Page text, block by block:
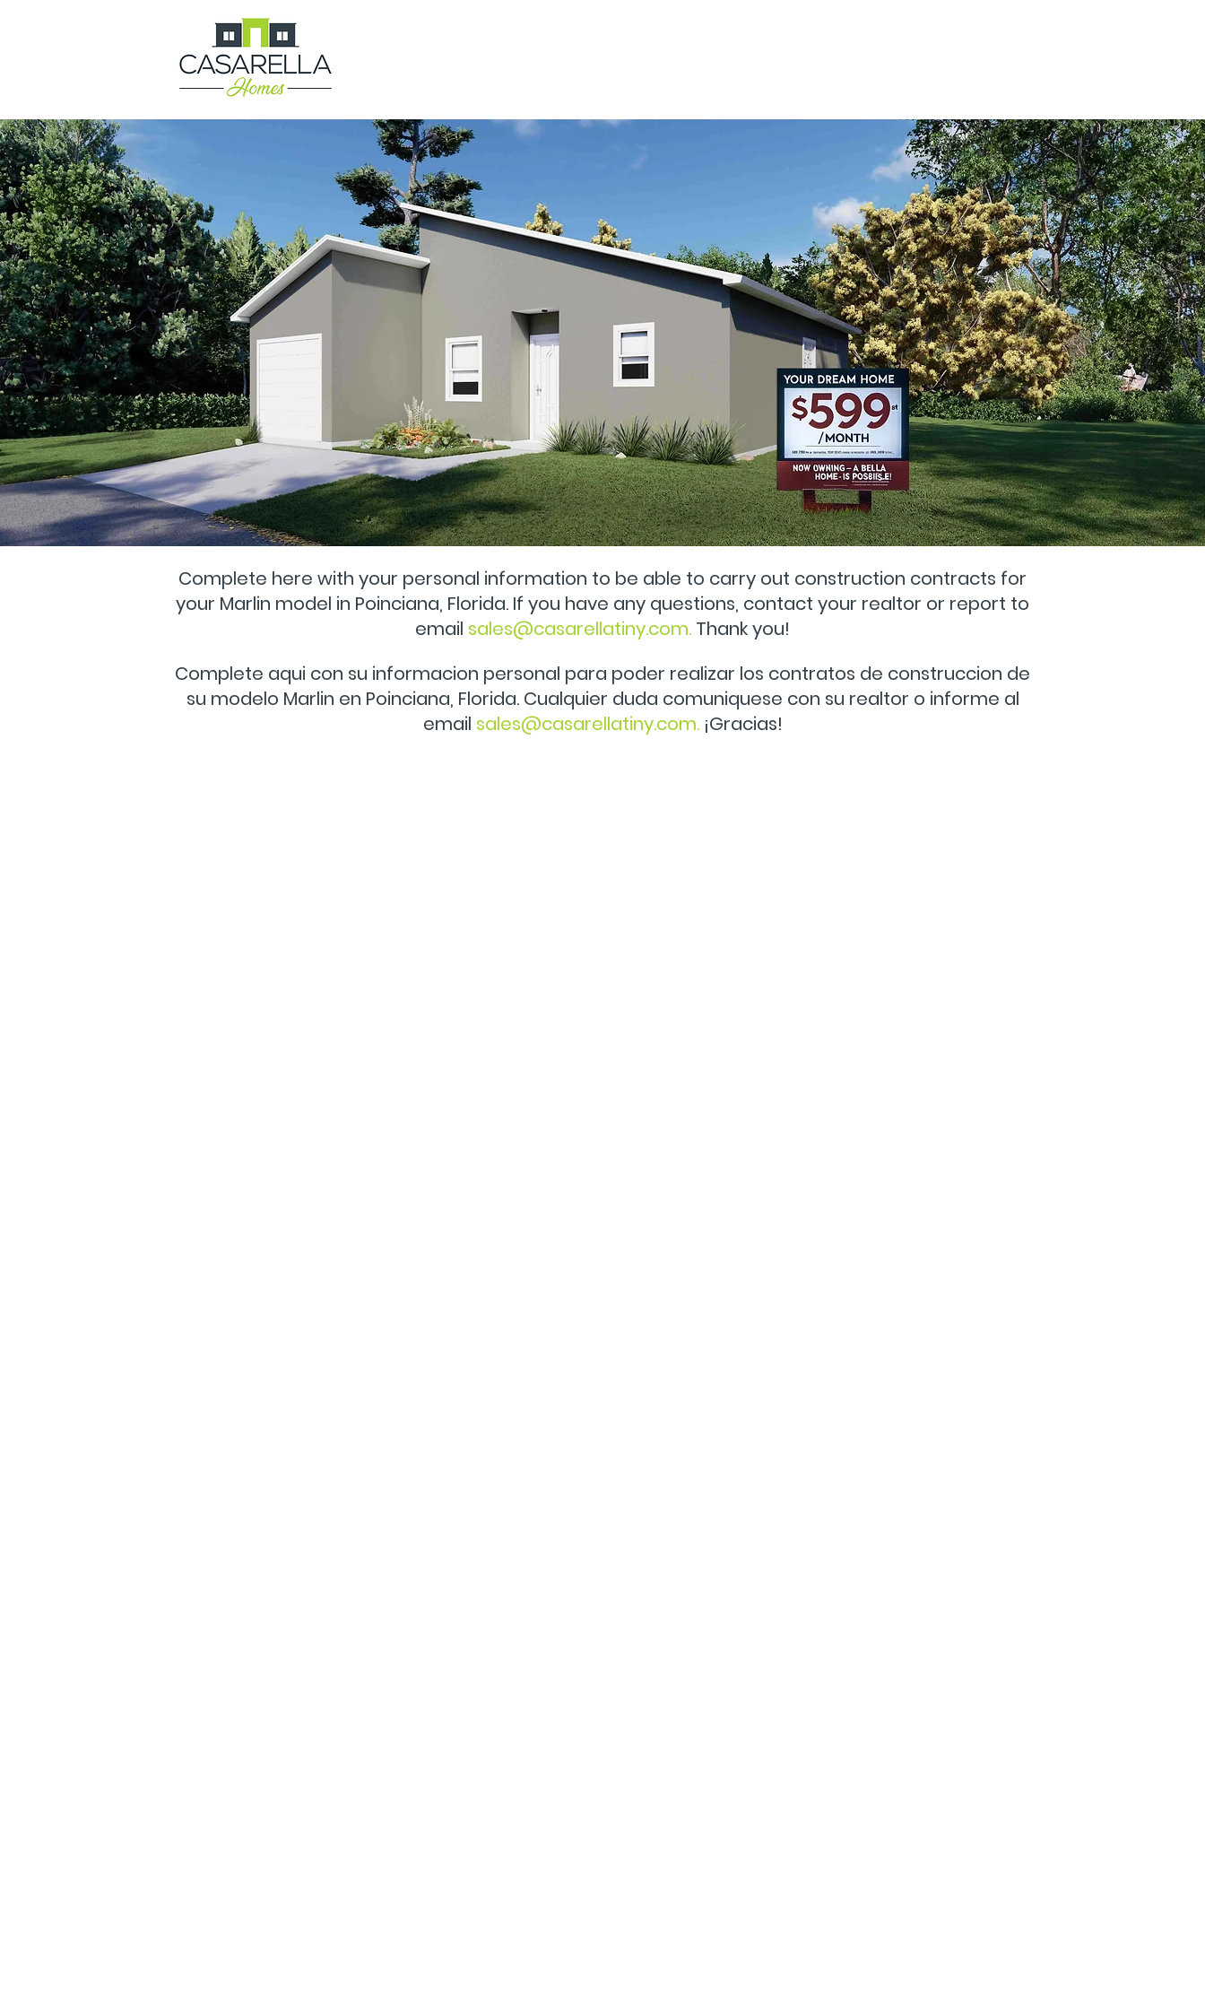
Complete here with your personal information to be able to carry out construction contracts for
your Marlin model in Poinciana, Florida. If you have any questions, contact your realtor or report to
email sales@casarellatiny.com. Thank you!
Complete aqui con su informacion personal para poder realizar los contratos de construccion de
su modelo Marlin en Poinciana, Florida. Cualquier duda comuniquese con su realtor o informe al
email sales@casarellatiny.com.¡Gracias!